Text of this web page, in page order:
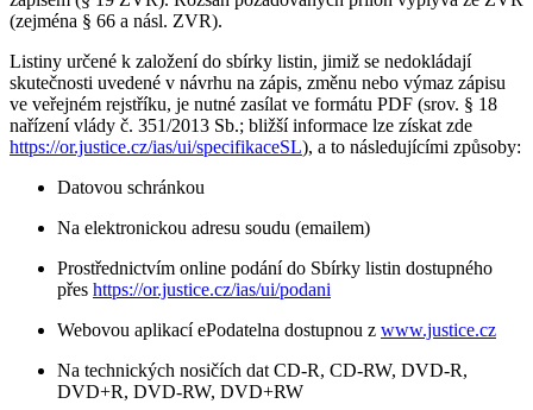
(zejména § 66 a násl. ZVR).
Listiny určené k založení do sbírky listin, jimiž se nedokládají
skutečnosti uvedené v návrhu na zápis, změnu nebo výmaz zápisu
ve veřejném rejstříku, je nutné zasílat ve formátu PDF (srov. § 18
nařízení vlády č. 351/2013 Sb.; bližší informace lze získat zde
https://or.justice.cz/ias/ui/specifikaceSL), a to následujícími způsoby:
Datovou schránkou
Na elektronickou adresu soudu (emailem)
Prostřednictvím online podání do Sbírky listin dostupného
přes https://or.justice.cz/ias/ui/podani
Webovou aplikací ePodatelna dostupnou z www.justice.cz
Na technických nosičích dat CD-R, CD-RW, DVD-R,
DVD+R, DVD-RW, DVD+RW